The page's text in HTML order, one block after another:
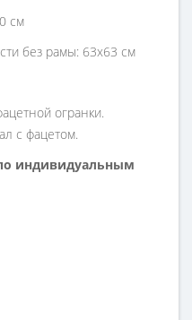
см
без рамы: 63х63 см
огранки.
с фацетом.
индивидуальным